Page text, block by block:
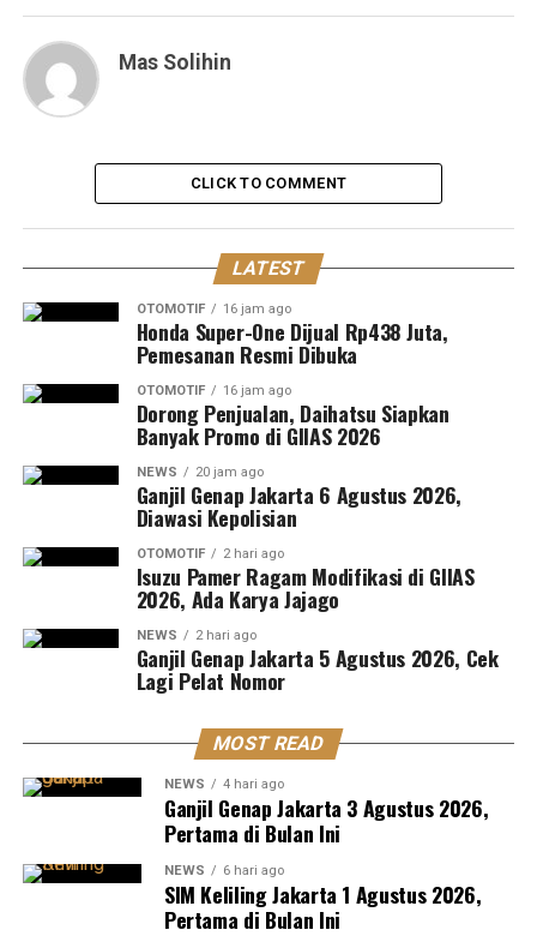
Mas Solihin
CLICK TO COMMENT
LATEST
OTOMOTIF 16 jam ago
Honda Super-One Dijual Rp438 Juta,
Pemesanan Resmi Dibuka
OTOMOTIF 16 jam ago
Dorong Penjualan, Daihatsu Siapkan
Banyak Promo di GIIAS 2026
NEWS 20 jam ago
Ganjil Genap Jakarta 6 Agustus 2026,
Diawasi Kepolisian
OTOMOTIF 2 hari ago
Isuzu Pamer Ragam Modifikasi di GIIAS
2026, Ada Karya Jajago
NEWS 2 hari ago
Ganjil Genap Jakarta 5 Agustus 2026, Cek
Lagi Pelat Nomor
MOST READ
NEWS 4 hari ago
Ganjil Genap Jakarta 3 Agustus 2026,
Pertama di Bulan Ini
NEWS 6 hari ago
SIM Keliling Jakarta 1 Agustus 2026,
Pertama di Bulan Ini